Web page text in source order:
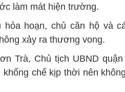
làm mát hiện trường.
hoạn, chủ căn hộ và
xảy ra thương vong.
Trà, Chủ tịch UBND
chế kịp thời nên